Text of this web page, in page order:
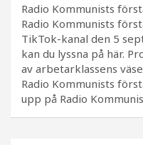
Radio Kommunists
Radio Kommunists
TikTok-kanal den 5
kan du lyssna på här.
av arbetarklassens
Radio Kommunists
upp på Radio